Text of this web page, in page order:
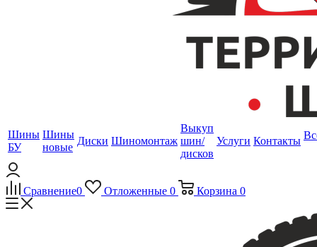
Шины
БУ
Шины
новые
Диски Шиномонтаж
Выкуп
шин/
дисков
Услуги Контакты
Сравнение0 Отложенные 0 Корзина 0